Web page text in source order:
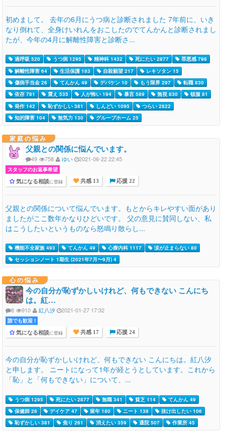
初めまして。 去年の6月にうつ病と診断されました 7年前に、いき
なり倒れて、全身けいれんをおこしたのでてんかんと診断されまし
たが、今年の4月に解離性障害と診断さ...
過呼吸 520 うつ病 1295 精神科 1432 死にたい 2877
罪悪感 798
解離性障害 64
生活保護 183 自殺願望 217
レキソタン 15
傷病手当金 26
てんかん 49 デパケン 10 もう限界 297
転職 830
依存 781
震え 535 人が怖い 194 暴言 589 無視 830
頓服 81
発作 142
恥ずかしい 381 しんどい 1095
つらい 2822
知的障害 104
無気力 130 グループホーム 25
家庭の悩み
父親との関係に悩んでいます。
49 758 ゆい 2021-06-22 22:45
スタッフのお返事希望
気になる相談に登録 共感 13 応援 22
父親との関係について悩んでいます。もとからキレやすい面があり
ましたがここ数年かなりひどいです。 父の意見に賛同しない、私
はこうしたいというものなら怒鳴り散らし...
機能不全家族 493 てんかん 49 心療内科 1117
涙が止まらない 80
セッションノート 1期生 (2021年7月〜9月) 4
心の悩み
今の自分が恥ずかしいけれど、何もできない こんにち
は。紅…
8 910 紅八汐 2021-01-27 17:32
誰でも歓迎 !
気になる相談に登録 共感 17 応援 24
今の自分が恥ずかしいけれど、何もできない こんにちは。紅八汐
と申します。 ニートになって1年が経とうとしています。これから
「恥」と「何もできない」について、...
うつ病 1295 死にたい 2877 無職 341 貧乏 114
てんかん 49
保健師 28
デイケア 47 留年 180 ニート 138
抜け出したい 106
恥ずかしい 381
焦り 261 消えたい 359 通院 507 作業所 45